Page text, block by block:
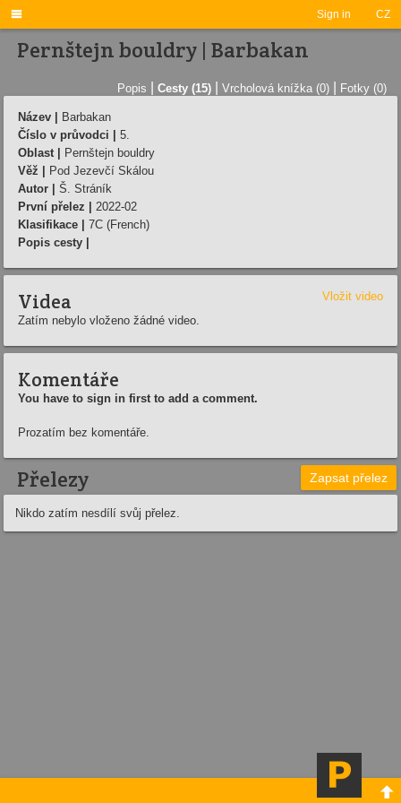
Sign in CZ

Pernštejn bouldry | Barbakan
Popis Cesty (15) Vrcholová knížka (0) Fotky (0)
Název |
Barbakan
Číslo v průvodci |
5.
Oblast |
Pernštejn bouldry
Věž |
Pod Jezevčí Skálou
Autor |
Š. Stráník
První přelez |
2022-02
Klasifikace |
7C (French)
Popis cesty |
Videa
Vložit video
Zatím nebylo vloženo žádné video.
Komentáře
You have to sign in first to add a comment.
Prozatím bez komentáře.
Přelezy Zapsat přelez
Nikdo zatím nesdílí svůj přelez.
